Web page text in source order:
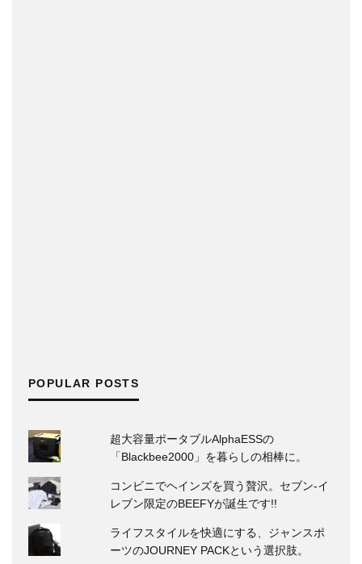
POPULAR POSTS
超大容量ポータブルAlphaESSの
「Blackbee2000」を暮らしの相棒に。
コンビニでヘインズを買う贅沢。セブン‐イ
レブン限定のBEEFYが誕生です!!
ライフスタイルを快適にする、ジャンスポ
ーツのJOURNEY PACKという選択肢。